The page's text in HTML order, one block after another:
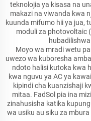
teknolojia ya kisasa na
makazi na viwanda kwa
kuunda mifumo hii ya jua,
moduli za photovoltaic
Moyo wa mradi wetu
uwezo wa kuboresha
ndoto halisi kutoka kwa
kwa nguvu ya AC ya
kipindi cha kuanzishaji
mitaa. FadSol pia ina
zinahusisha katika
wa usiku au siku za